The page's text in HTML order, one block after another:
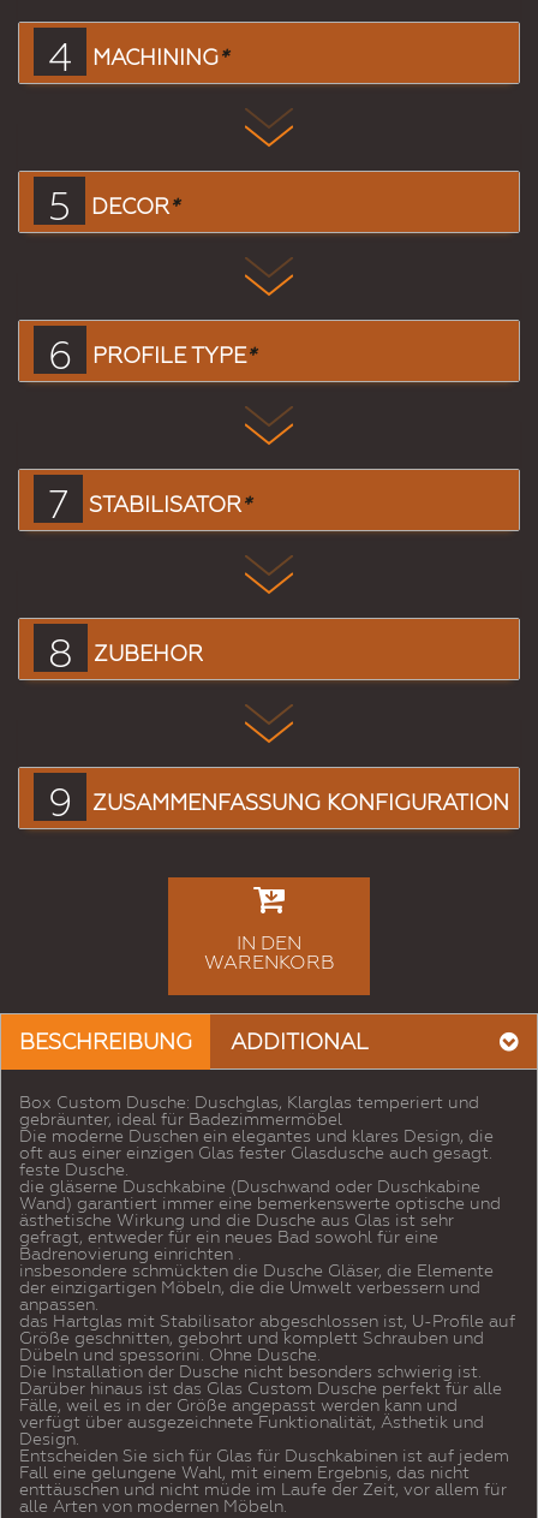
4 MACHINING*
5 DECOR*
6 PROFILE TYPE*
7 STABILISATOR*
8 ZUBEHÖR
9 ZUSAMMENFASSUNG KONFIGURATION
IN DEN
WARENKORB
BESCHREIBUNG ADDITIONAL
Box Custom Dusche: Duschglas, Klarglas temperiert und
gebräunter, ideal für Badezimmermöbel
Die moderne Duschen ein elegantes und klares Design, die
oft aus einer einzigen Glas fester Glasdusche auch gesagt.
feste Dusche.
die gläserne Duschkabine (Duschwand oder Duschkabine
Wand) garantiert immer eine bemerkenswerte optische und
ästhetische Wirkung und die Dusche aus Glas ist sehr
gefragt, entweder für ein neues Bad sowohl für eine
Badrenovierung einrichten .
insbesondere schmückten die Dusche Gläser, die Elemente
der einzigartigen Möbeln, die die Umwelt verbessern und
anpassen.
das Hartglas mit Stabilisator abgeschlossen ist, U-Profile auf
Größe geschnitten, gebohrt und komplett Schrauben und
Dübeln und spessorini. Ohne Dusche.
Die Installation der Dusche nicht besonders schwierig ist.
Darüber hinaus ist das Glas Custom Dusche perfekt für alle
Fälle, weil es in der Größe angepasst werden kann und
verfügt über ausgezeichnete Funktionalität, Ästhetik und
Design.
Entscheiden Sie sich für Glas für Duschkabinen ist auf jedem
Fall eine gelungene Wahl, mit einem Ergebnis, das nicht
enttäuschen und nicht müde im Laufe der Zeit, vor allem für
alle Arten von modernen Möbeln.